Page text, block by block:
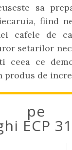
sa
fiind
cafele de
setarilor
ceea ce
produs de
pe
ECP